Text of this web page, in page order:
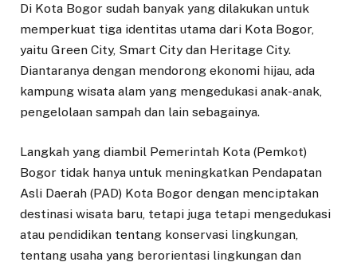
Di Kota Bogor sudah banyak yang dilakukan untuk
memperkuat tiga identitas utama dari Kota Bogor,
yaitu Green City, Smart City dan Heritage City.
Diantaranya dengan mendorong ekonomi hijau, ada
kampung wisata alam yang mengedukasi anak-anak,
pengelolaan sampah dan lain sebagainya.
Langkah yang diambil Pemerintah Kota (Pemkot)
Bogor tidak hanya untuk meningkatkan Pendapatan
Asli Daerah (PAD) Kota Bogor dengan menciptakan
destinasi wisata baru, tetapi juga tetapi mengedukasi
atau pendidikan tentang konservasi lingkungan,
tentang usaha yang berorientasi lingkungan dan